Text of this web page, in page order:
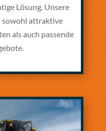
Lösung. Unsere
sowohl attraktive
als auch passende